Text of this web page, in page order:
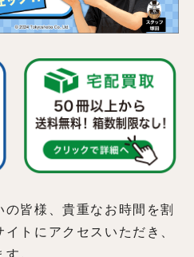
皆様、貴重なお時間を割
トにアクセスいただき、
。